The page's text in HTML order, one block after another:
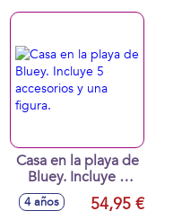
casa y descubrir
interior.
Casa en la playa de
Bluey. Incluye 5
accesorios y una
figura.
4 años 54,95 €